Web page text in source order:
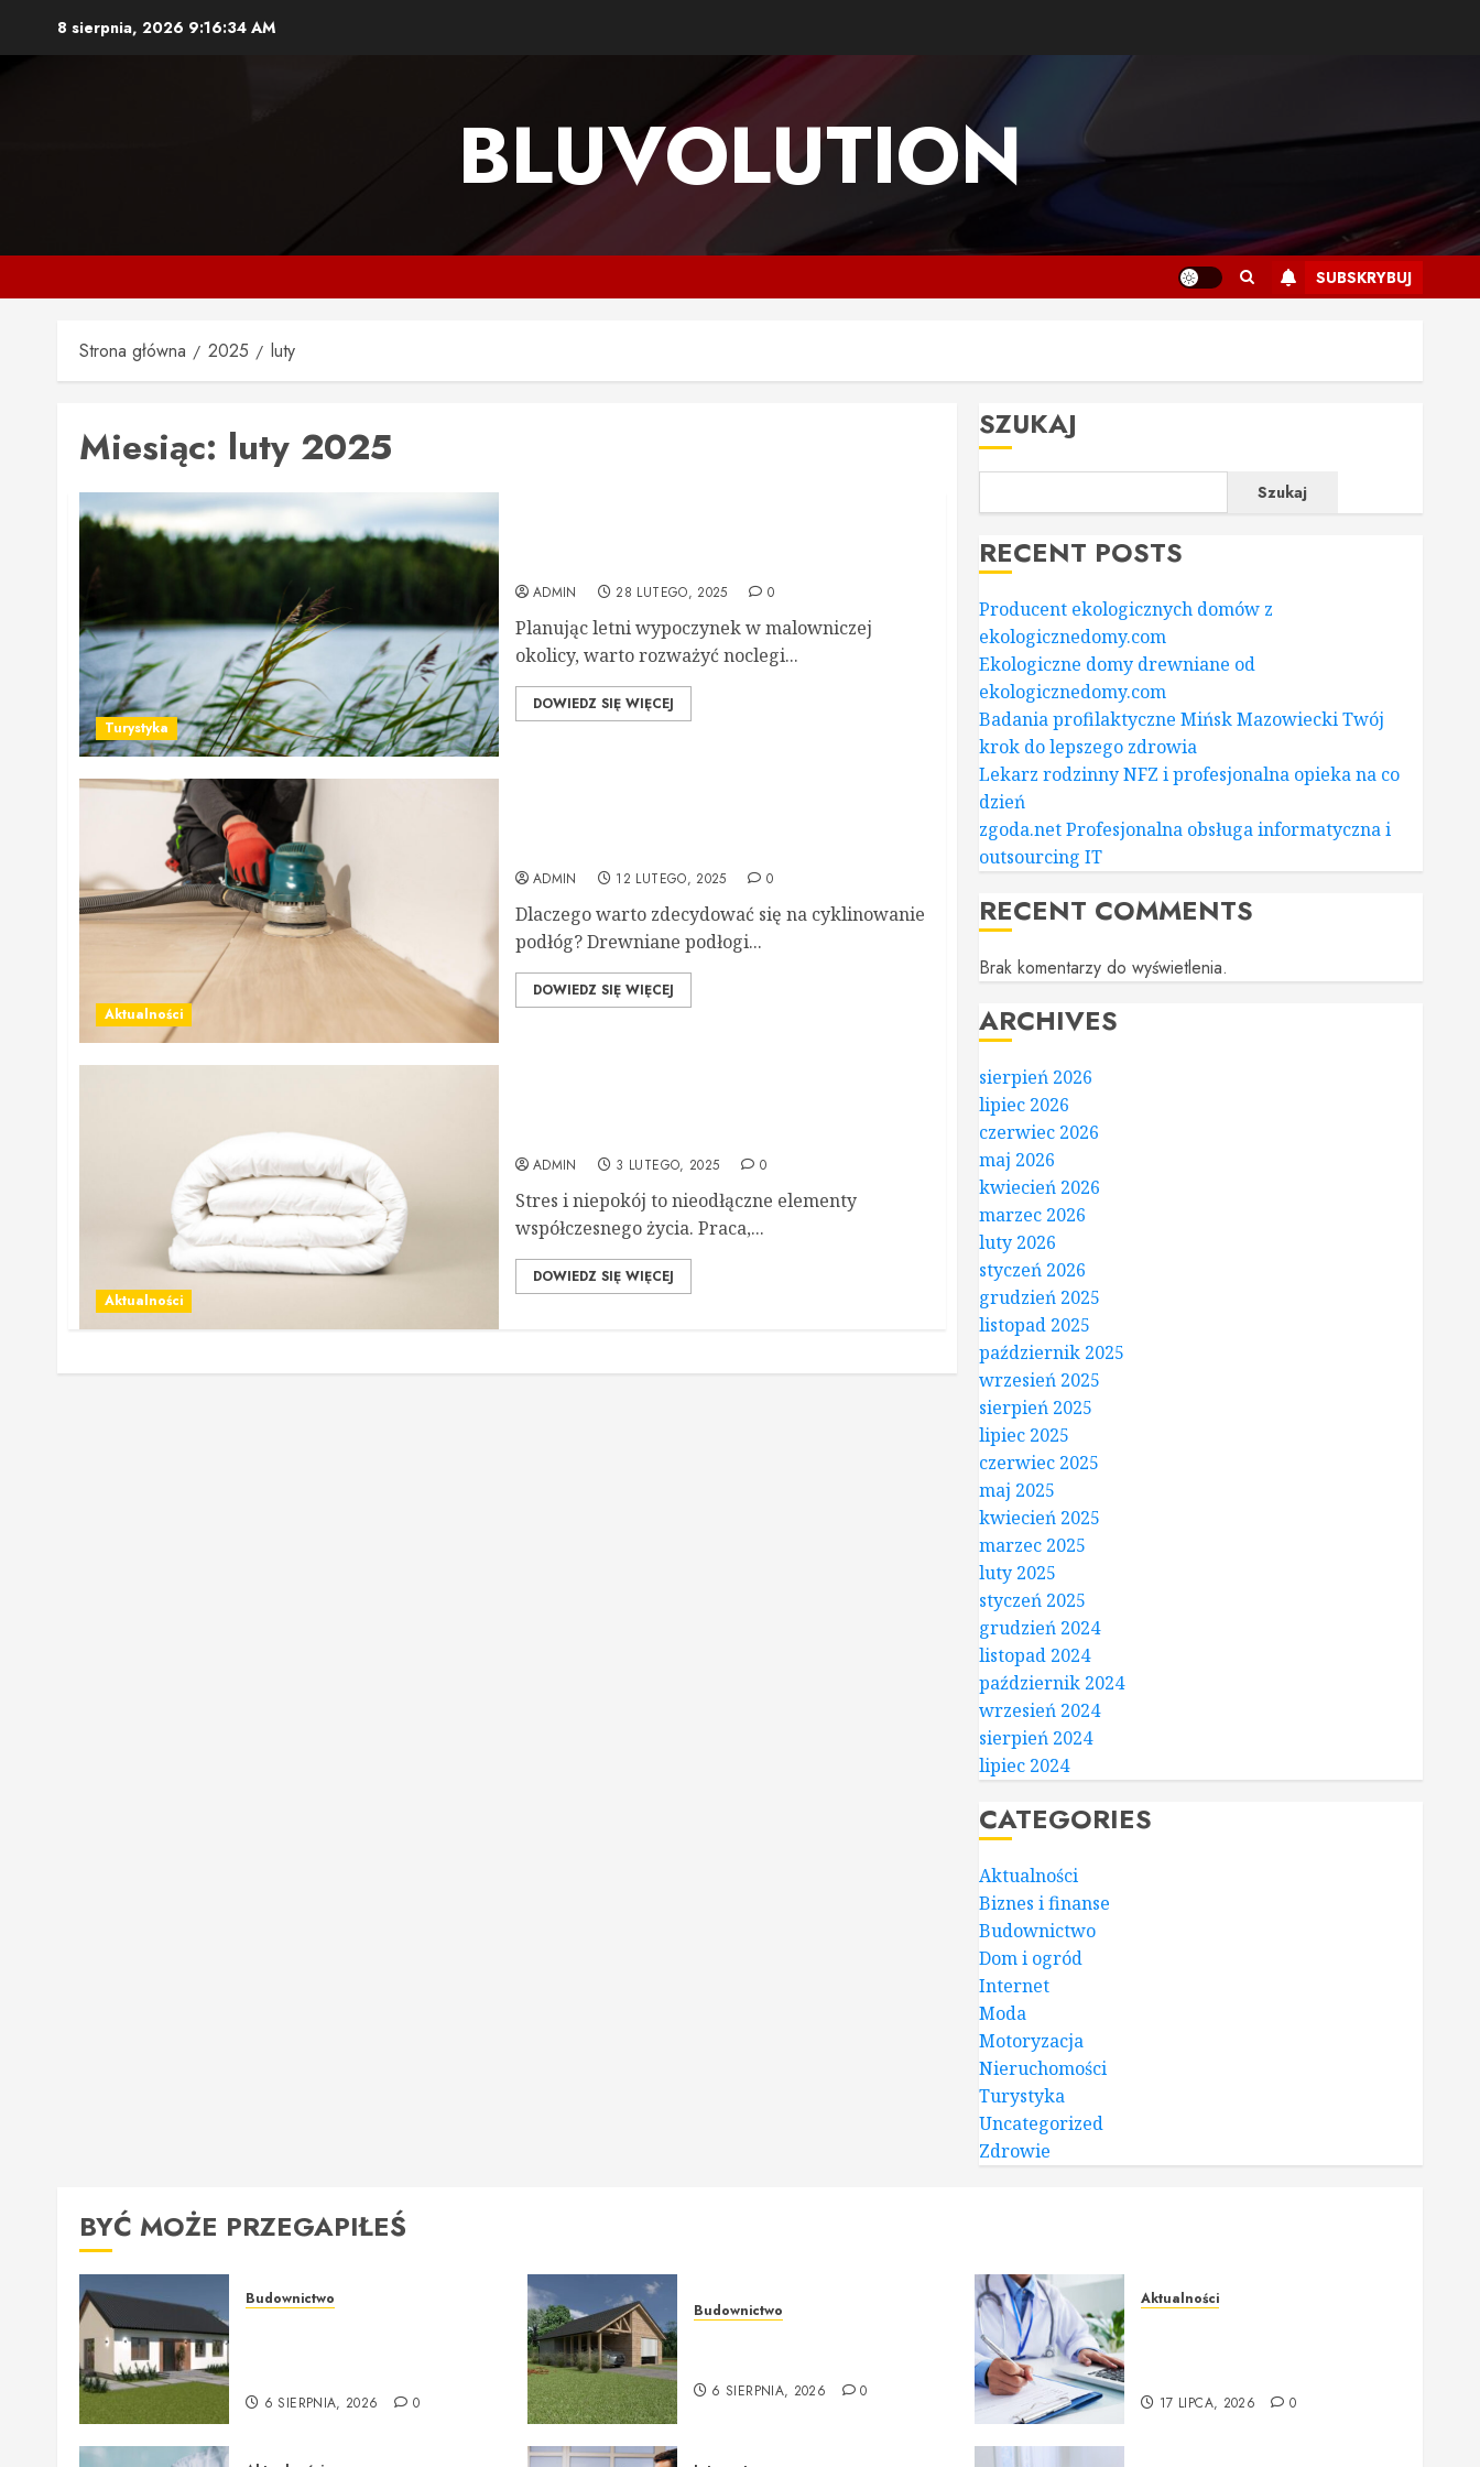
8 sierpnia, 2026 9:16:35 AM
BLUVOLUTION
SUBSKRYBUJ
Strona główna 2025 luty
Miesiąc: luty 2025
Turystyka
ADMIN 28 LUTEGO, 2025 0
Planując letni wypoczynek w malowniczej
okolicy, warto rozważyć noclegi...
DOWIEDZ SIĘ WIĘCEJ
Aktualności
ADMIN 12 LUTEGO, 2025 0
Dlaczego warto zdecydować się na cyklinowanie
podłóg? Drewniane podłogi...
DOWIEDZ SIĘ WIĘCEJ
Aktualności
ADMIN 3 LUTEGO, 2025 0
Stres i niepokój to nieodłączne elementy
współczesnego życia. Praca,...
DOWIEDZ SIĘ WIĘCEJ
SZUKAJ
Szukaj
RECENT POSTS
Producent ekologicznych domów z
ekologicznedomy.com
Ekologiczne domy drewniane od
ekologicznedomy.com
Badania profilaktyczne Mińsk Mazowiecki Twój
krok do lepszego zdrowia
Lekarz rodzinny NFZ i profesjonalna opieka na co
dzień
zgoda.net Profesjonalna obsługa informatyczna i
outsourcing IT
RECENT COMMENTS
Brak komentarzy do wyświetlenia.
ARCHIVES
sierpień 2026
lipiec 2026
czerwiec 2026
maj 2026
kwiecień 2026
marzec 2026
luty 2026
styczeń 2026
grudzień 2025
listopad 2025
październik 2025
wrzesień 2025
sierpień 2025
lipiec 2025
czerwiec 2025
maj 2025
kwiecień 2025
marzec 2025
luty 2025
styczeń 2025
grudzień 2024
listopad 2024
październik 2024
wrzesień 2024
sierpień 2024
lipiec 2024
CATEGORIES
Aktualności
Biznes i finanse
Budownictwo
Dom i ogród
Internet
Moda
Motoryzacja
Nieruchomości
Turystyka
Uncategorized
Zdrowie
BYĆ MOŻE PRZEGAPIŁEŚ
Budownictwo
6 SIERPNIA, 2026 0
Budownictwo
6 SIERPNIA, 2026 0
Aktualności
17 LIPCA, 2026 0